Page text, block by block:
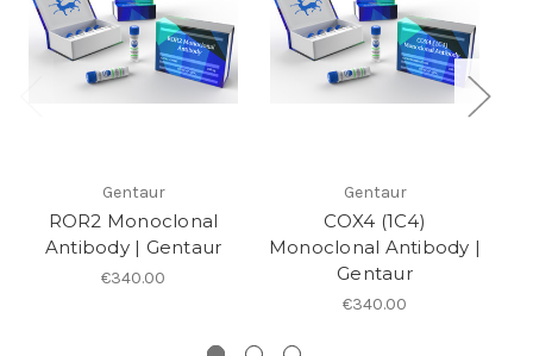
Gentaur
ROR2 Monoclonal
Antibody | Gentaur
€340.00
Gentaur
COX4 (1C4)
Monoclonal Antibody |
Gentaur
€340.00